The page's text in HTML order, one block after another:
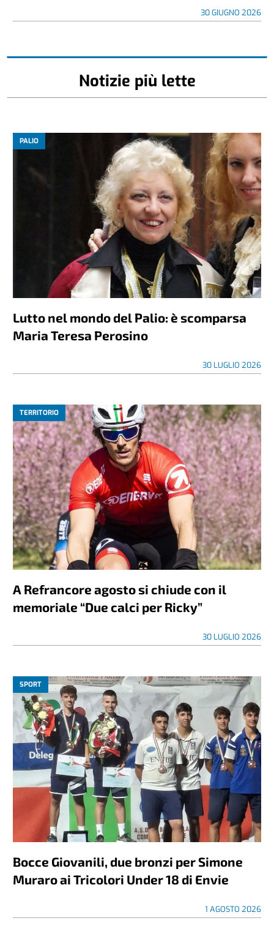
30 GIUGNO 2026
Notizie più lette
PALIO
Lutto nel mondo del Palio: è scomparsa
Maria Teresa Perosino
30 LUGLIO 2026
TERRITORIO
A Refrancore agosto si chiude con il
memoriale “Due calci per Ricky”
30 LUGLIO 2026
SPORT
Bocce Giovanili, due bronzi per Simone
Muraro ai Tricolori Under 18 di Envie
1 AGOSTO 2026